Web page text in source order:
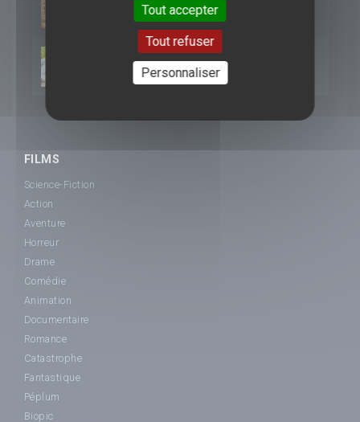
Happy New Year
Le Secret de Charlie
FILMS
Science-Fiction
Action
Aventure
Horreur
Drame
Comédie
Animation
Documentaire
Romance
Catastrophe
Fantastique
Péplum
Biopic
Tout accepter
Tout refuser
Personnaliser